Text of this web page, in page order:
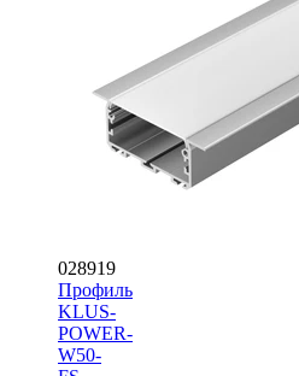
028919
Профиль
KLUS-
POWER-
W50-